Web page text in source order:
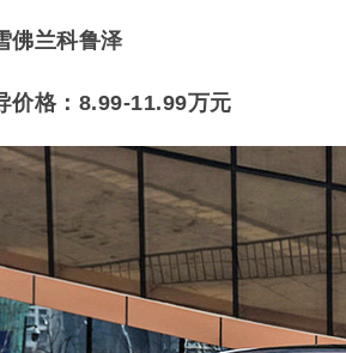
佛兰科鲁泽
价格：8.99-11.99万元